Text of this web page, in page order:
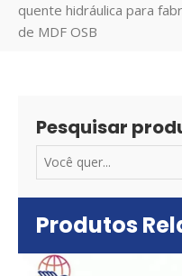
quente hidráulica para
de MDF OSB
Pesquisar
Produtos